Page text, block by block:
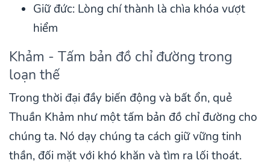
Giữ đức: Lòng chí thành là chìa khóa vượt
hiểm
Khảm - Tấm bản đồ chỉ đường trong
loạn thế
Trong thời đại đầy biến động và bất ổn, quẻ
Thuần Khảm như một tấm bản đồ chỉ đường cho
chúng ta. Nó dạy chúng ta cách giữ vững tinh
thần, đối mặt với khó khăn và tìm ra lối thoát.